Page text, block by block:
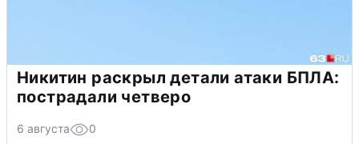
Никитин раскрыл детали атаки БПЛА:
пострадали четверо
6 августа 0